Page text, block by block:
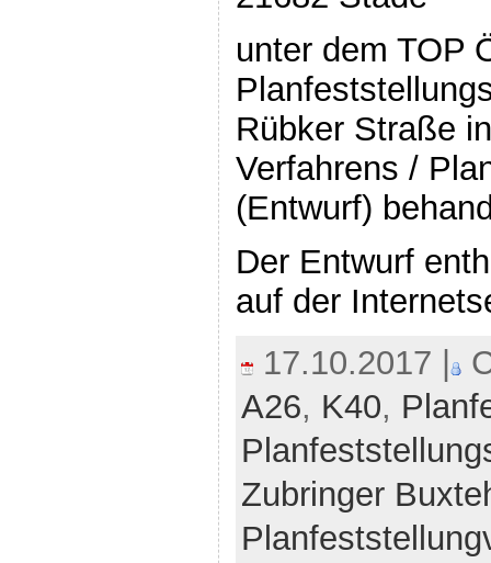
unter dem TOP
Rübker Straße
Verfahrens /
(Entwurf)
Der Entwurf
auf der
17.10.2017 |
A26, K40,
Zubringer